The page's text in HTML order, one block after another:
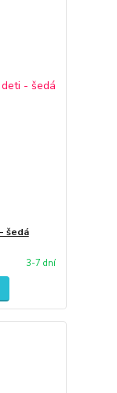
šedá
3-7 dní